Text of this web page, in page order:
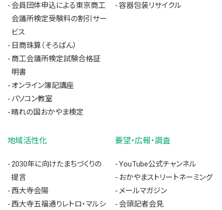
会員団体申込による東京商工
会議所検定受験料の割引サー
ビス
日商珠算（そろばん）
商工会議所検定試験合格証
明書
オンライン簿記講座
パソコン教室
晴れの国おかやま検定
容器包装リサイクル
地域活性化
2030年に向けたまちづくりの
提言
西大寺会陽
西大寺五福通りレトロ・マルシ
要望・広報・調査
YouTube公式チャンネル
おかやまストリートネーミング
メールマガジン
会頭記者会見